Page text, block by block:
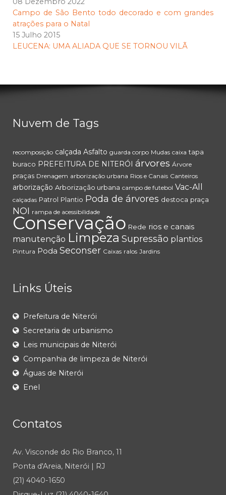
Campo de São Bento todo decorado e com grandes
atrações para o Natal
15 Julho 2015
LEUCENA: UMA ALIADA QUE SE TORNOU VILÃ
Nuvem de Tags
recomposição calçada Asfalto guarda corpo Mudas caixa tapa
buraco PREFEITURA DE NITERÓI árvores Árvore
praças Drenagem arborização urbana Rios e Canais Canteiros
arborização Arborização urbana campo de futebol Vac-All
calçadas Patrol Plantio Poda de árvores destoca praça
NOI rampa de acessibilidade
Conservação Rede rios e canais
manutenção Limpeza Supressão plantios
Pintura Poda Seconser Caixas ralos Jardins
Links Úteis
Prefeitura de Niterói
Secretaria de urbanismo
Leis municipais de Niterói
Companhia de limpeza de Niterói
Águas de Niterói
Enel
Contatos
Av. Visconde do Rio Branco, 11
Ponta d'Areia, Niterói | RJ
(21) 4040-1650